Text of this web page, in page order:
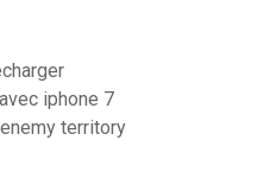
iphone 7
territory